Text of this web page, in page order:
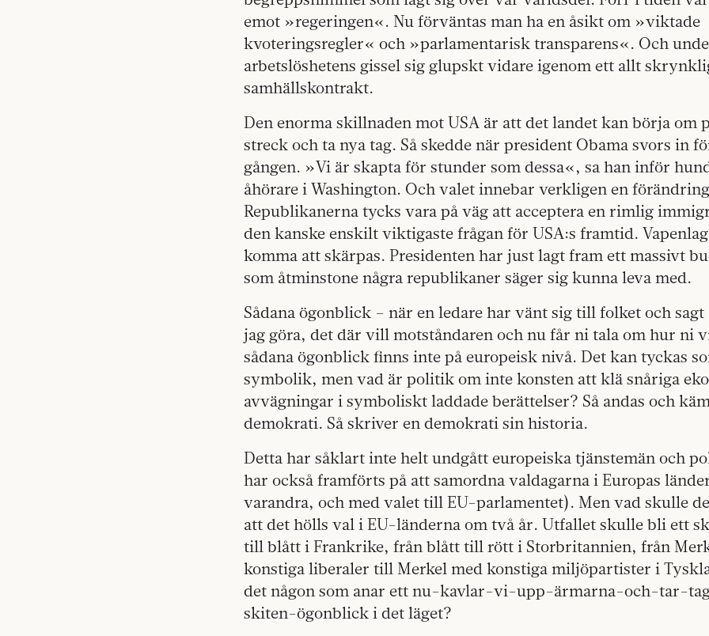
emot »regeringen«. Nu förväntas man ha en åsikt om »viktade
kvoteringsregler« och »parlamentarisk transparens«. Och
arbetslöshetens gissel sig glupskt vidare igenom ett allt
samhällskontrakt.
Den enorma skillnaden mot USA är att det landet kan börja om
streck och ta nya tag. Så skedde när president Obama svors in
gången. »Vi är skapta för stunder som dessa«, sa han inför
åhörare i Washington. Och valet innebar verkligen en
Republikanerna tycks vara på väg att acceptera en rimlig
den kanske enskilt viktigaste frågan för USA:s framtid.
komma att skärpas. Presidenten har just lagt fram ett massivt
som åtminstone några republikaner säger sig kunna leva med.
Sådana ögonblick – när en ledare har vänt sig till folket och
jag göra, det där vill motståndaren och nu får ni tala om hur ni
sådana ögonblick finns inte på europeisk nivå. Det kan tyckas
symbolik, men vad är politik om inte konsten att klä snåriga
avvägningar i symboliskt laddade berättelser? Så andas och
demokrati. Så skriver en demokrati sin historia.
Detta har såklart inte helt undgått europeiska tjänstemän och
har också framförts på att samordna valdagarna i Europas
varandra, och med valet till EU-parlamentet). Men vad skulle
att det hölls val i EU-länderna om två år. Utfallet skulle bli ett
till blått i Frankrike, från blått till rött i Storbritannien, från
konstiga liberaler till Merkel med konstiga miljöpartister i
det någon som anar ett nu-kavlar-vi-upp-ärmarna-och-tar-
skiten-ögonblick i det läget?